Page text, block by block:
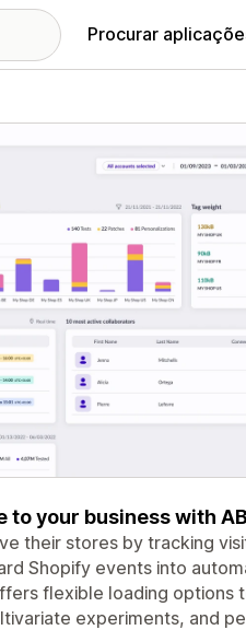
Procurar
your business with
their stores by tracking
Shopify events into
flexible loading
experiments, and